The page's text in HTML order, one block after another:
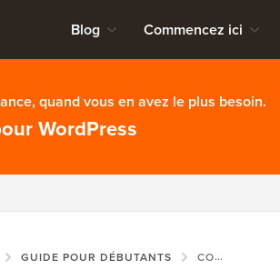
Blog Commencez ici
quand vous en avez le plus besoin.
WordPress
GUIDE POUR DÉBUTANTS COMMENT AJOUTER DES CATÉGORIES ET DES SOUS-CATÉGORIES DANS WORDPRESS